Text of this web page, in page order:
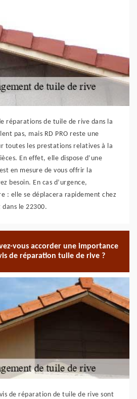
réparations de tuile de rive dans la
pas, mais RD PRO reste une
toutes les prestations relatives à la
En effet, elle dispose d’une
en mesure de vous offrir la
besoin. En cas d’urgence,
: elle se déplacera rapidement chez
dans le 22300.
vous accorder une importance
de réparation tuile de rive ?
de réparation de tuile de rive sont